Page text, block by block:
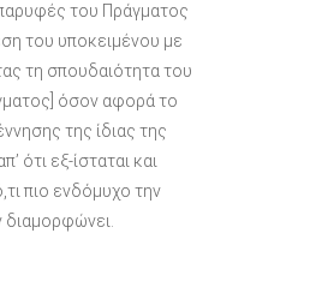
του Πράγματος
του υποκειμένου με
τη σπουδαιότητα του
όσον αφορά το
της ίδιας της
ότι εξ-ίσταται και
πιο ενδόμυχο την
διαμορφώνει.